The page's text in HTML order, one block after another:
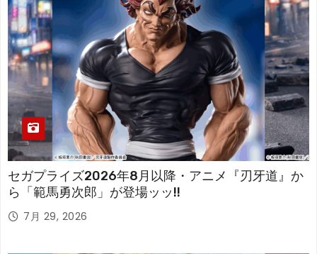
セガプライズ2026年8月以降・アニメ『刃牙道』か
ら「範馬勇次郎」が登場ッッ!!
7月 29, 2026